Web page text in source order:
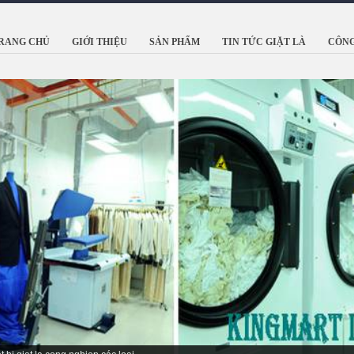
CHỦ GIỚI THIỆU SẢN PHẨM TIN TỨC GIẶT LÀ